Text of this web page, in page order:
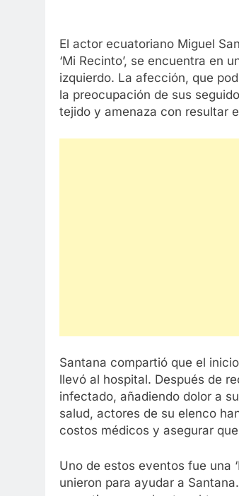
El actor ecuatoriano Miguel
‘Mi Recinto’, se encuentra en
izquierdo. La afección, que
la preocupación de sus
tejido y amenaza con resultar
Santana compartió que el
llevó al hospital. Después de
infectado, añadiendo dolor a
salud, actores de su elenco
costos médicos y asegurar
Uno de estos eventos fue una
unieron para ayudar a